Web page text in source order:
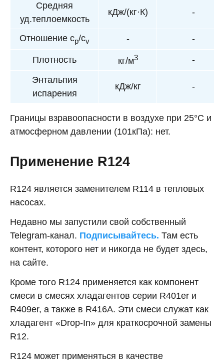
Средняя
уд.теплоемкость
кДж/(кг·К) -
Отношение cp/cv - -
Плотность кг/м3
-
Энтальпия
испарения
кДж/кг -
Границы взравоопасности в воздухе при 25°С и
атмосферном давлении (101кПа): нет.
Применение R124
R124 является заменителем R114 в тепловых
насосах.
Недавно мы запустили свой собственный
Telegram-канал. Подписывайтесь. Там есть
контент, которого нет и никогда не будет здесь,
на сайте.
Кроме того R124 применяется как компонент
смеси в смесях хладагентов серии R401er и
R409er, а также в R416A. Эти смеси служат как
хладагент «Drop-In» для краткосрочной замены
R12.
R124 может применяться в качестве